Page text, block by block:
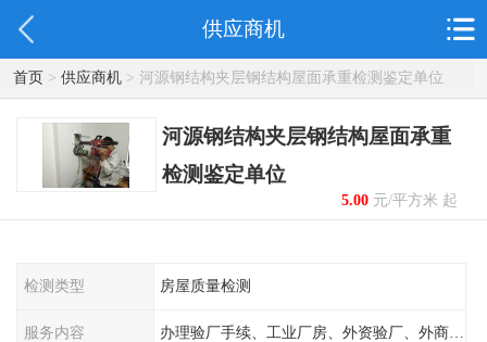
供应商机
首页> 供应商机> 河源钢结构夹层钢结构屋面承重检测鉴定单位
河源钢结构夹层钢结构屋面承重
检测鉴定单位
5.00元/平方米 起
检测类型 房屋质量检测
服务内容